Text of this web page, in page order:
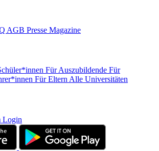
AGB Presse Magazine
Für Auszubildende Für
Für Eltern Alle Universitäten
Login